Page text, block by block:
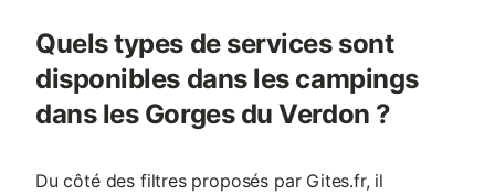
Quels types de services sont
disponibles dans les campings
dans les Gorges du Verdon ?
Du côté des filtres proposés par Gites.fr, il